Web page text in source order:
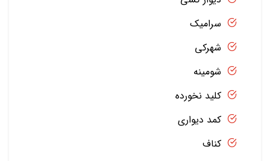
سرامیک
شهرکی
شومینه
کلید نخورده
کمد دیواری
کناف